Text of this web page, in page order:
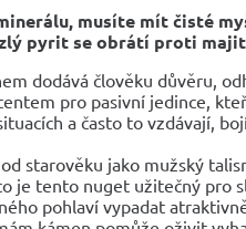
musíte mít čisté
zlý pyrit se obrátí proti
dodává člověku důvěru,
pro pasivní jedince,
a často to vzdávají,
starověku jako mužský
je tento nuget užitečný pro
pohlaví vypadat